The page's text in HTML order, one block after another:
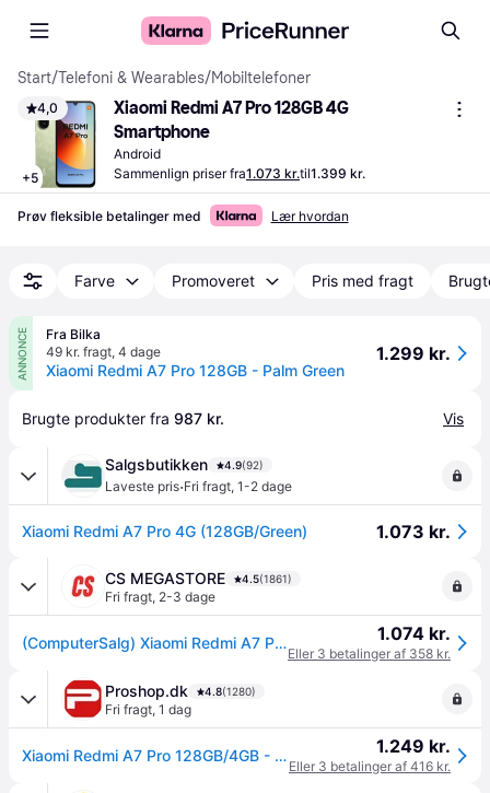
Start/Telefoni & Wearables/Mobiltelefoner
4,0
+5
Xiaomi Redmi A7 Pro 128GB 4G
Smartphone
Android
Sammenlign priser fra1.073 kr.til1.399 kr.
Prøv fleksible betalinger med Lær hvordan
Farve Promoveret Pris med fragt
ANNONCE
Fra Bilka
49 kr. fragt, 4 dage
Xiaomi Redmi A7 Pro 128GB - Palm Green
1.299 kr.
Brugte produkter fra 987 kr. Vis
Salgsbutikken 4.9(92)
Laveste pris·Fri fragt, 1-2 dage
Xiaomi Redmi A7 Pro 4G (128GB/Green) 1.073 kr.
CS MEGASTORE 4.5(1861)
Fri fragt, 2-3 dage
(ComputerSalg) Xiaomi Redmi A7 Pro - 4G smartphone - dual-SIM - RAM 4 GB / Intern hukommelse 128 GB - microSD slot - LCD-skærm - 6.9 - 1600 x 720 pixels (120 Hz) - 1.074 kr.
Eller 3 betalinger af 358 kr.
Proshop.dk 4.8(1280)
Fri fragt, 1 dag
Xiaomi Redmi A7 Pro 128GB/4GB - Palm Green 1.249 kr.
Eller 3 betalinger af 416 kr.